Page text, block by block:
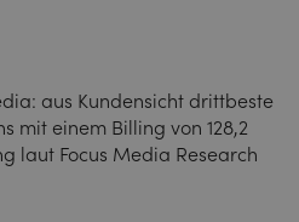
aus Kundensicht drittbeste
mit einem Billing von 128,2
laut Focus Media Research